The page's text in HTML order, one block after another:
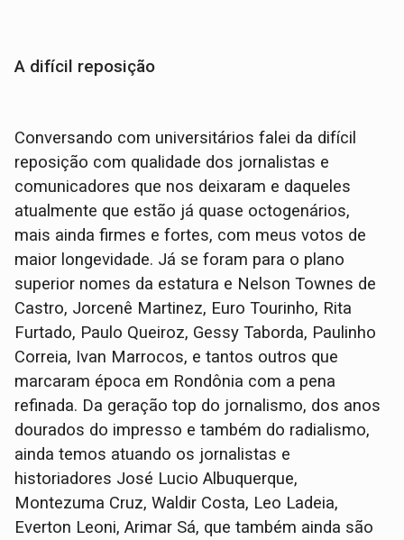
A difícil reposição
Conversando com universitários falei da difícil
reposição com qualidade dos jornalistas e
comunicadores que nos deixaram e daqueles
atualmente que estão já quase octogenários,
mais ainda firmes e fortes, com meus votos de
maior longevidade. Já se foram para o plano
superior nomes da estatura e Nelson Townes de
Castro, Jorcenê Martinez, Euro Tourinho, Rita
Furtado, Paulo Queiroz, Gessy Taborda, Paulinho
Correia, Ivan Marrocos, e tantos outros que
marcaram época em Rondônia com a pena
refinada. Da geração top do jornalismo, dos anos
dourados do impresso e também do radialismo,
ainda temos atuando os jornalistas e
historiadores José Lucio Albuquerque,
Montezuma Cruz, Waldir Costa, Leo Ladeia,
Everton Leoni, Arimar Sá, que também ainda são